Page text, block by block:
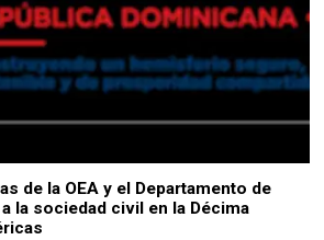
de la OEA y el Departamento de
la sociedad civil en la Décima